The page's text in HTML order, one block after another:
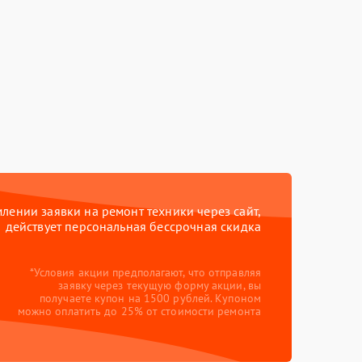
заявки на ремонт техники через сайт,
действует персональная бессрочная скидка
*Условия акции предполагают, что отправляя
заявку через текущую форму акции, вы
получаете купон на 1500 рублей. Купоном
можно оплатить до 25% от стоимости ремонта